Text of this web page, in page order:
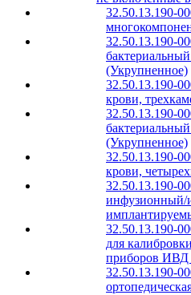
32.50.13.190-
32.50.13.190-
(Укрупненное)
32.50.13.190-
крови,
32.50.13.190-
(Укрупненное)
32.50.13.190-
крови,
32.50.13.190-
инфузионный/
32.50.13.190-
для
приборов ИВД
32.50.13.190-